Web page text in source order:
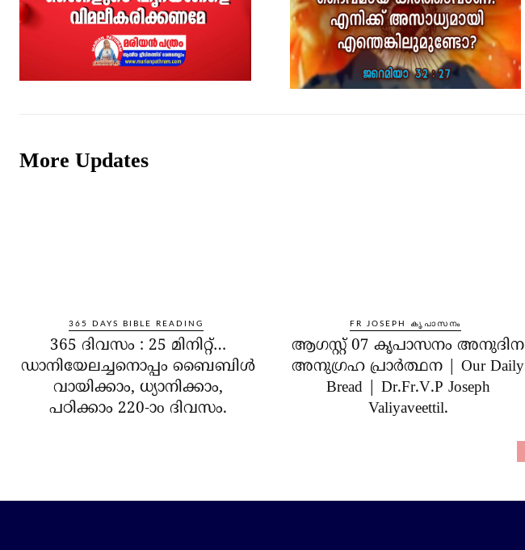
More Updates
365 DAYS BIBLE READING
365 ദിവസം : 25 മിനിറ്റ്…
ഡാനിയേലച്ചനൊപ്പം ബൈബിൾ
വായിക്കാം, ധ്യാനിക്കാം,
പഠിക്കാം 220-ാo ദിവസം.
FR JOSEPH കൃപാസനം
ആഗസ്റ്റ് 07 കൃപാസനം അനുദിന
അനുഗ്രഹ പ്രാർത്ഥന | Our Daily
Bread | Dr.Fr.V.P Joseph
Valiyaveettil.